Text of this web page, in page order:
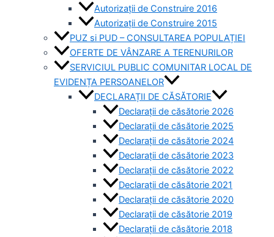
Autorizaţii de Construire 2016
Autorizaţii de Construire 2015
PUZ si PUD – CONSULTAREA POPULAȚIEI
OFERTE DE VÂNZARE A TERENURILOR
SERVICIUL PUBLIC COMUNITAR LOCAL DE
EVIDENȚA PERSOANELOR
DECLARAȚII DE CĂSĂTORIE
Declarații de căsătorie 2026
Declarații de căsătorie 2025
Declarații de căsătorie 2024
Declarații de căsătorie 2023
Declarații de căsătorie 2022
Declarații de căsătorie 2021
Declarații de căsătorie 2020
Declarații de căsătorie 2019
Declarații de căsătorie 2018